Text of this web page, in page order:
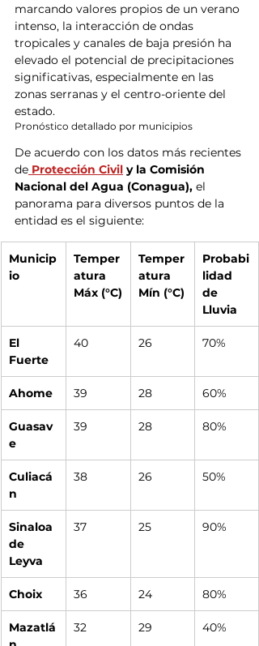
marcando valores propios de un verano
intenso, la interacción de ondas
tropicales y canales de baja presión ha
elevado el potencial de precipitaciones
significativas, especialmente en las
zonas serranas y el centro-oriente del
estado.
Pronóstico detallado por municipios
De acuerdo con los datos más recientes
de Protección Civil y la Comisión
Nacional del Agua (Conagua), el
panorama para diversos puntos de la
entidad es el siguiente:
Municip
io
Temper
atura
Máx (°C)
Temper
atura
Mín (°C)
Probabi
lidad
de
Lluvia
El
Fuerte
40 26 70%
Ahome 39 28 60%
Guasav
e
39 28 80%
Culiacá
n
38 26 50%
Sinaloa
de
Leyva
37 25 90%
Choix 36 24 80%
Mazatlá
32 29 40%